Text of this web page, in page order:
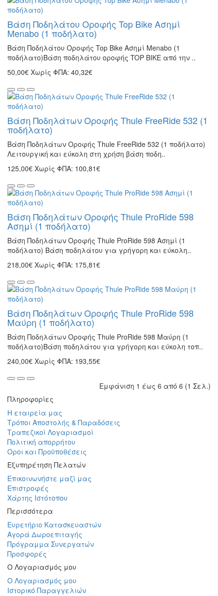
Βάση Ποδηλάτου Οροφής Top Bike Ασημί
Menabo (1 ποδήλατο)
Βάση Ποδηλάτου Οροφής Top Bike Ασημί Menabo (1
ποδήλατο)Βάση ποδηλάτου οροφής TOP BIKE από την ..
50,00€ Χωρίς ΦΠΑ: 40,32€
Βάση Ποδηλάτων Οροφής Thule FreeRide 532 (1
ποδήλατο)
Βάση Ποδηλάτων Οροφής Thule FreeRide 532 (1 ποδήλατο)
Λειτουργική και εύκολη στη χρήση βάση ποδη..
125,00€ Χωρίς ΦΠΑ: 100,81€
Βάση Ποδηλάτων Οροφής Thule ProRide 598
Ασημί (1 ποδήλατο)
Βάση Ποδηλάτων Οροφής Thule ProRide 598 Ασημί (1
ποδήλατο) Βάση ποδηλάτου για γρήγορη και εύκολη..
218,00€ Χωρίς ΦΠΑ: 175,81€
Βάση Ποδηλάτων Οροφής Thule ProRide 598
Μαύρη (1 ποδήλατο)
Βάση Ποδηλάτων Οροφής Thule ProRide 598 Μαύρη (1
ποδήλατο)Βάση ποδηλάτου για γρήγορη και εύκολη τοπ..
240,00€ Χωρίς ΦΠΑ: 193,55€
Εμφάνιση 1 έως 6 από 6 (1 Σελ.)
Πληροφορίες
Η εταιρεία μας
Τρόποι Αποστολής & Παραδόσεις
Τραπεζικοί Λογαριασμοί
Πολιτική απορρήτου
Οροι και Προϋποθέσεις
Εξυπηρέτηση Πελατών
Επικοινωνήστε μαζί μας
Επιστροφές
Χάρτης Ιστότοπου
Περισσότερα
Ευρετήριο Κατασκευαστών
Αγορά Δωροεπιταγής
Πρόγραμμα Συνεργατών
Προσφορές
Ο Λογαριασμός μου
Ο Λογαριασμός μου
Ιστορικό Παραγγελιών